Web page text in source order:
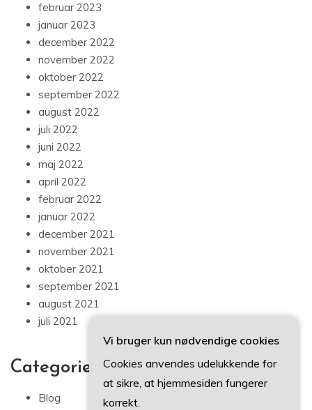
februar 2023
januar 2023
december 2022
november 2022
oktober 2022
september 2022
august 2022
juli 2022
juni 2022
maj 2022
april 2022
februar 2022
januar 2022
december 2021
november 2021
oktober 2021
september 2021
august 2021
juli 2021
Categories
Blog
Vi bruger kun nødvendige cookies
Cookies anvendes udelukkende for
at sikre, at hjemmesiden fungerer
korrekt.